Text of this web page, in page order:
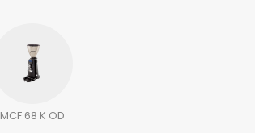
MCF 68 K OD